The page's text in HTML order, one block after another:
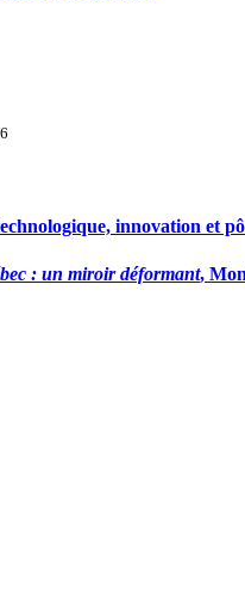
innovation et
: un miroir déformant,